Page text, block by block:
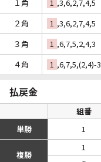
１角
1 ,3,6,2,7,4,5
２角
1 ,3,6,2,7,4,5
３角
1 ,6,7,5,2,4,3
４角
1 ,6,7,5,(2,4)-3
払戻金
組番
単勝
1
複勝
1